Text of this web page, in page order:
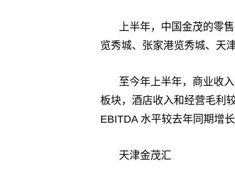
上半年，中国金茂的零
览秀城、张家港览秀城、天
至今年上半年，商业收
板块，酒店收入和经营毛利
EBITDA 水平较去年同期增
天津金茂汇